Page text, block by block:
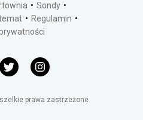
Sondy
Regulamin
prawa zastrzeżone